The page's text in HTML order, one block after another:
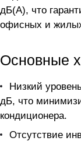
дБ(А), что
офисных и
Основные
Низкий
дБ, что
кондиционера.
Отсутствие